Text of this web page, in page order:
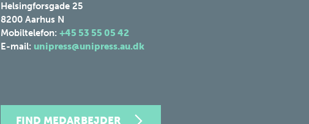
Helsingforsgade 25
8200 Aarhus N
Mobiltelefon: +45 53 55 05 42
E-mail: unipress@unipress.au.dk
FIND MEDARBEJDER